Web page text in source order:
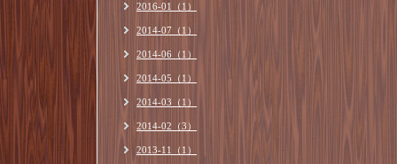
2016-01（1）
2014-07（1）
2014-06（1）
2014-05（1）
2014-03（1）
2014-02（3）
2013-11（1）